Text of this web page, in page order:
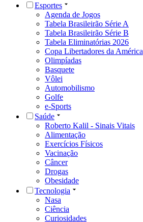
Esportes
Agenda de Jogos
Tabela Brasileirão Série A
Tabela Brasileirão Série B
Tabela Eliminatórias 2026
Copa Libertadores da América
Olimpíadas
Basquete
Vôlei
Automobilismo
Golfe
e-Sports
Saúde
Roberto Kalil - Sinais Vitais
Alimentação
Exercícios Físicos
Vacinação
Câncer
Drogas
Obesidade
Tecnologia
Nasa
Ciência
Curiosidades